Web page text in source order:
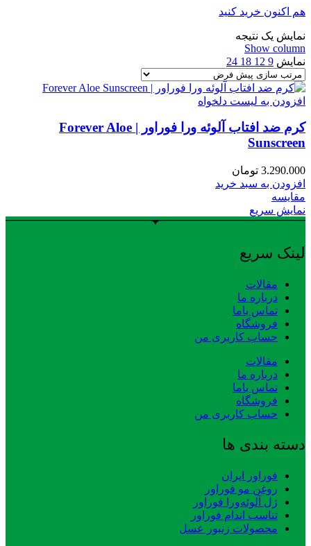
هم اکنون خرید کنید
نمایش یک نتیجه
Show column
نمایش 9
12
18
24
افزودن به لیست دلخواه
کرم ضد افتاب آلوئه ورا فوراور | Forever Aloe
Sunscreen
3.290.000 تومان
افزودن به سبد خرید
مقایسه
نمایش سریع
لینک سریع
مقالات
درباره ما
تماس باما
فروشگاه
حساب کاربری من
مقالات
درباره ما
تماس باما
فروشگاه
حساب کاربری من
دسته بندی ها
فوراور ایران
روغن مو فوراور
ژل آلوئه‌ورا فوراور
تناسب اندام فوراور
محصولات زنبور عسل